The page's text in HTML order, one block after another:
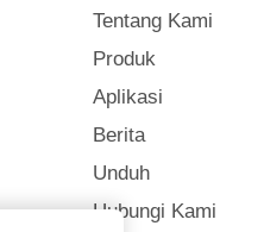
Tentang Kami
Produk
Aplikasi
Berita
Unduh
Hubungi Kami